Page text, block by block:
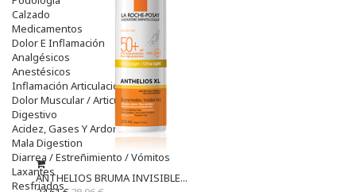
Calzado
Medicamentos
Dolor E Inflamación
Analgésicos
Anestésicos
Inflamación Articulaciones
Dolor Muscular / Articular
Digestivo
Acidez, Gases Y Ardores
Mala Digestion
Diarrea / Estreñimiento / Vómitos
Laxantes
Resfriados
ANTHELIOS BRUMA INVISIBLE...